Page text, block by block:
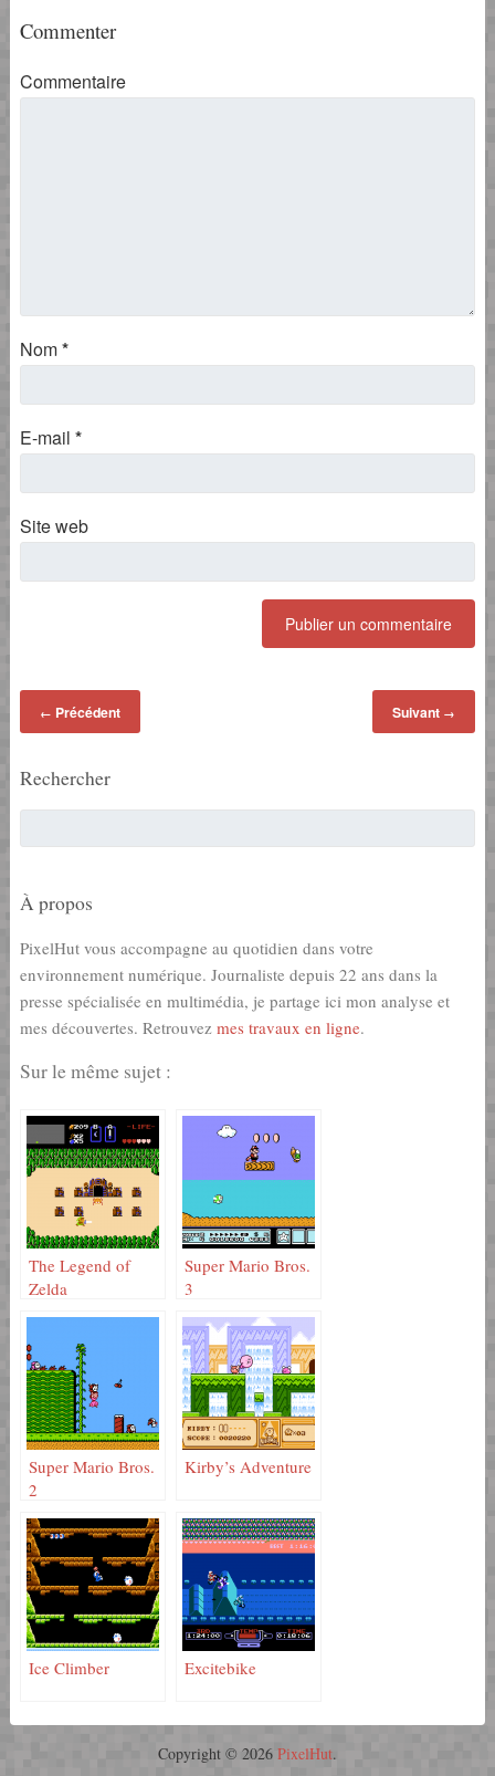
Commenter
Commentaire
Nom*
E-mail *
Site web
← Précédent Suivant →
Rechercher
À propos
PixelHut vous accompagne au quotidien dans votre
environnement numérique. Journaliste depuis 22 ans dans la
presse spécialisée en multimédia, je partage ici mon analyse et
mes découvertes. Retrouvez mes travaux en ligne.
Sur le même sujet :
The Legend of
Zelda
Super Mario Bros.
3
Super Mario Bros.
2
Kirby’s Adventure
Ice Climber Excitebike
Copyright © 2026 PixelHut.